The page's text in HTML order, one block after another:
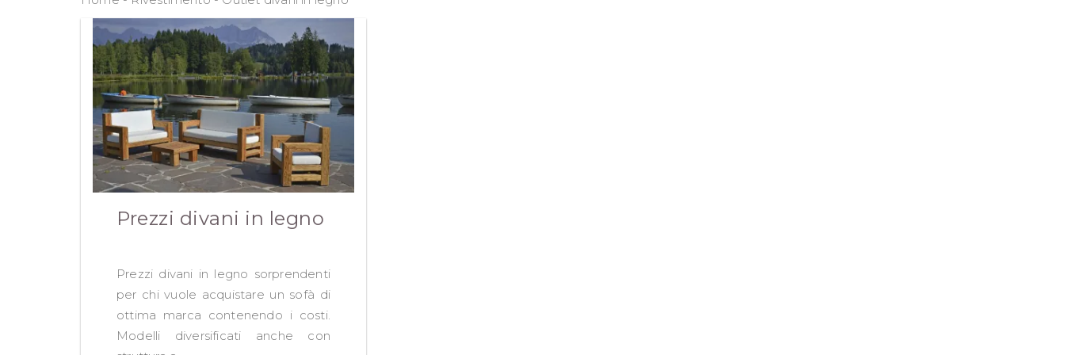
Prezzi divani in legno
Prezzi divani in legno sorprendenti
per chi vuole acquistare un sofà di
ottima marca contenendo i costi.
Modelli diversificati anche con